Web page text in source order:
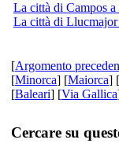
La città di Campos a
La città di Llucmajor
[Argomento
[Minorca] [Maiorca] [
[Baleari] [Via Gallica
Cercare su